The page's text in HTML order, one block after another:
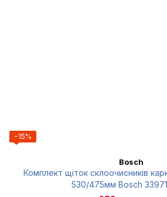
−15%
Bosch
Комплект щіток склоочисників
530/475мм Bosch